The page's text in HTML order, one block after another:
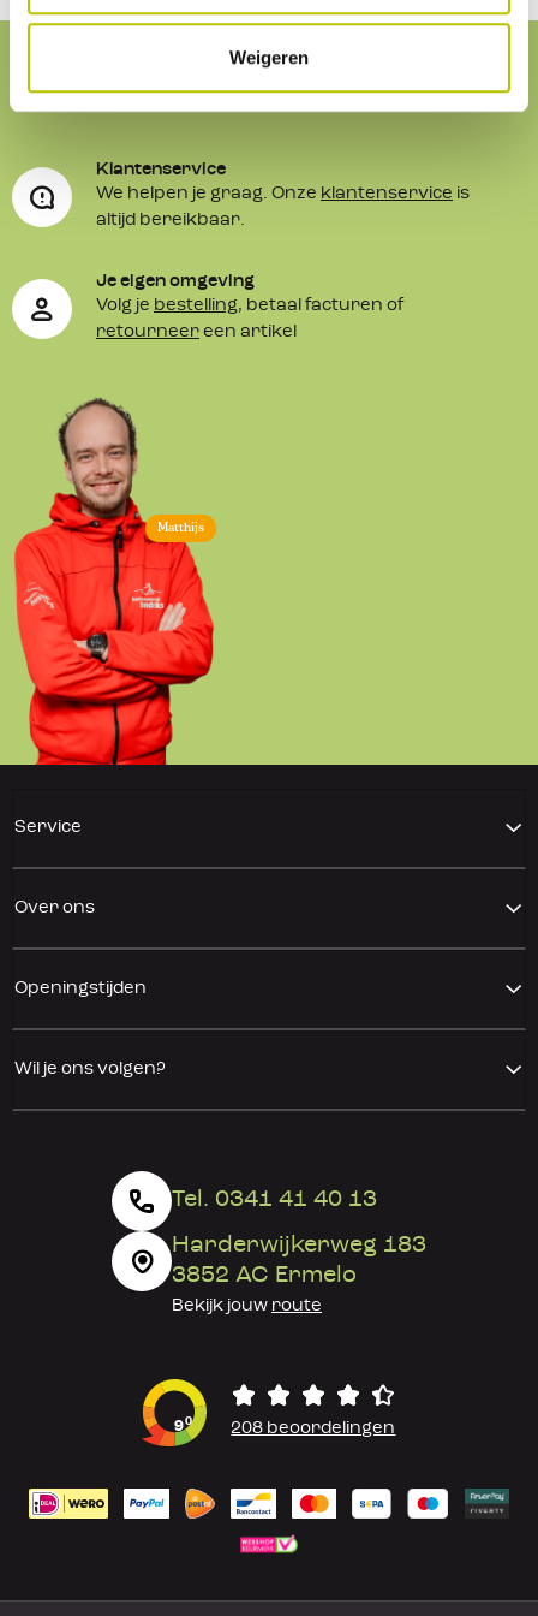
Weigeren
Matthijs
Service& contact
Klantenservice
We helpen je graag. Onze klantenservice is
altijd bereikbaar.
Je eigen omgeving
Volg je bestelling, betaal facturen of
retourneer een artikel
Service
Over ons
Openingstijden
Wil je ons volgen?
Tel. 0341 41 40 13
Harderwijkerweg 183
3852 AC Ermelo
Bekijk jouw route
90 208 beoordelingen